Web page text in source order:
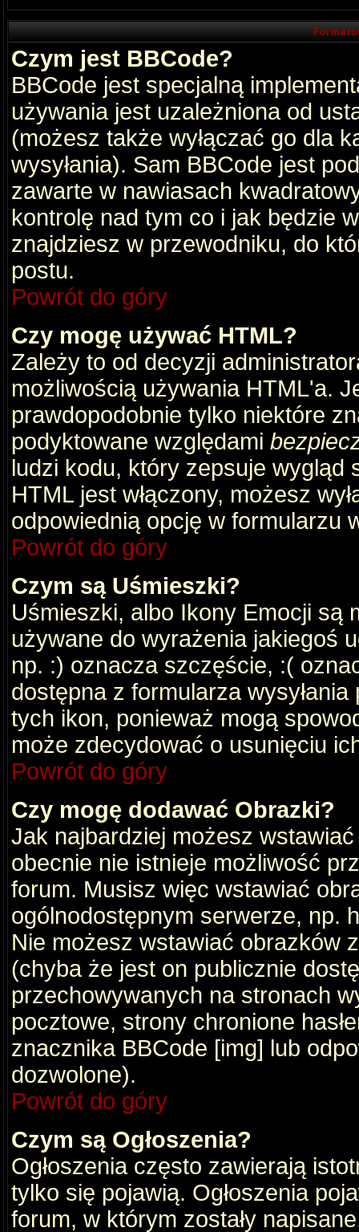
Czym jest BBCode?
BBCode jest specjalną
używania jest uzależniona od
(możesz także wyłączać go dla
wysyłania). Sam BBCode jest
zawarte w nawiasach
kontrolę nad tym co i jak będzie
znajdziesz w przewodniku, do
postu.
Powrót do góry
Czy mogę używać HTML?
Zależy to od decyzji
możliwością używania HTML'a.
prawdopodobnie tylko niektóre
podyktowane względami
ludzi kodu, który zepsuje wygląd
HTML jest włączony, możesz
odpowiednią opcję w formularzu
Powrót do góry
Czym są Uśmieszki?
Uśmieszki, albo Ikony Emocji są
używane do wyrażenia jakiegoś
np. :) oznacza szczęście, :(
dostępna z formularza
tych ikon, ponieważ mogą
może zdecydować o usunięciu
Powrót do góry
Czy mogę dodawać Obrazki?
Jak najbardziej możesz
obecnie nie istnieje możliwość
forum. Musisz więc wstawiać
ogólnodostępnym serwerze, np.
Nie możesz wstawiać obrazków
(chyba że jest on publicznie
przechowywanych na stronach
pocztowe, strony chronione
znacznika BBCode [img] lub
dozwolone).
Powrót do góry
Czym są Ogłoszenia?
Ogłoszenia często zawierają
tylko się pojawią. Ogłoszenia
forum, w którym zostały